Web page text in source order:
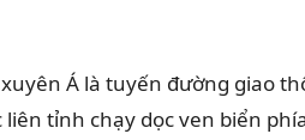
Á là tuyến đường giao
tỉnh chạy dọc ven biển